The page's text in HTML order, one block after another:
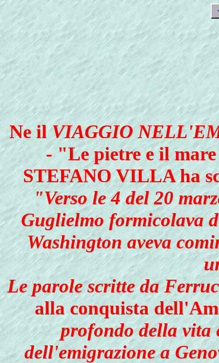
Ne ilVIAGGIO
- "Le pietre e il
STEFANO VILLA ha
"Verso le 4 del 20
Guglielmo formicolava
Washington aveva
Le parole scritte da
alla conquista
profondo della vita
dell'emigrazione a